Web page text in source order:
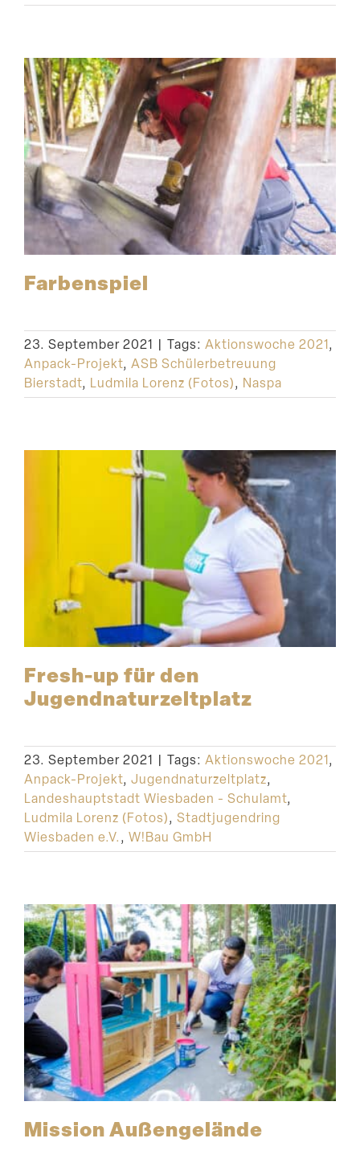
Farben­spiel
23. September 2021 | Tags: Aktionswoche 2021,
Anpack-Projekt, ASB Schülerbetreuung
Bierstadt, Ludmila Lorenz (Fotos), Naspa
Fresh-up für den
Jugendnaturzeltplatz
23. September 2021 | Tags: Aktionswoche 2021,
Anpack-Projekt, Jugendnaturzeltplatz,
Landeshauptstadt Wiesbaden - Schulamt,
Ludmila Lorenz (Fotos), Stadtjugendring
Wiesbaden e.V., W!Bau GmbH
Mission Außen­ge­lände